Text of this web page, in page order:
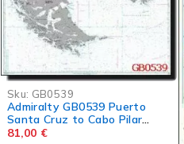
Sku: GB0539
Admiralty GB0539 Puerto
Santa Cruz to Cabo Pilar
including the Falkland Islands
81,00 €